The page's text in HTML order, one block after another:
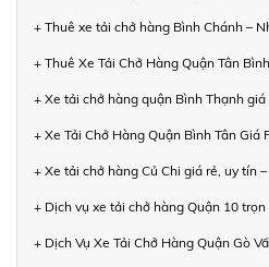
+ Thuê xe tải chở hàng Bình Chánh –
+ Thuê Xe Tải Chở Hàng Quận Tân
+ Xe tải chở hàng quận Bình Thạnh
+ Xe Tải Chở Hàng Quận Bình Tân Giá
+ Xe tải chở hàng Củ Chi giá rẻ, uy tín
+ Dịch vụ xe tải chở hàng Quận 10
+ Dịch Vụ Xe Tải Chở Hàng Quận Gò